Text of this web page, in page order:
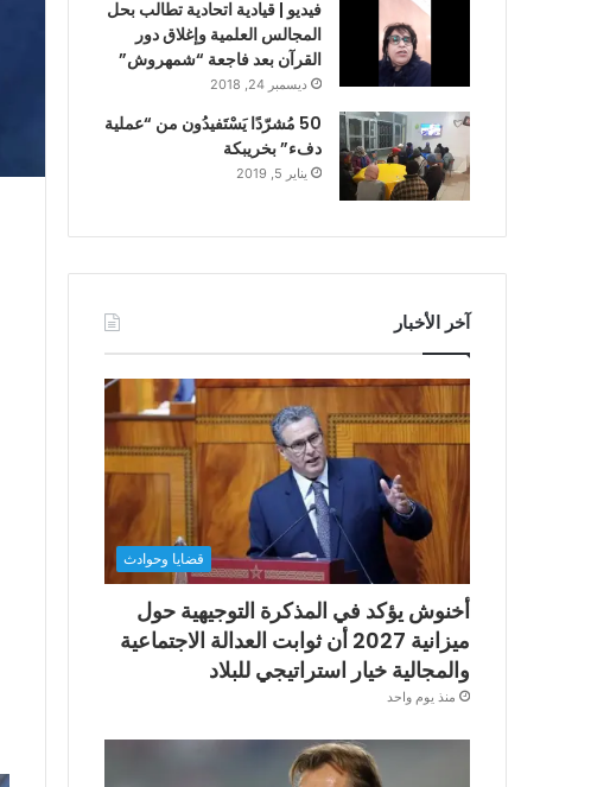
فيديو | قيادية اتحادية تطالب بحل
المجالس العلمية وإغلاق دور
القرآن بعد فاجعة “شمهروش”
ديسمبر 24, 2018
50 مُشرّدًا يَسْتَفيدُون من “عملية
دفء” بخريبكة
يناير 5, 2019
آخر الأخبار
قضايا وحوادث
أخنوش يؤكد في المذكرة التوجيهية حول
ميزانية 2027 أن ثوابت العدالة الاجتماعية
والمجالية خيار استراتيجي للبلاد
منذ يوم واحد